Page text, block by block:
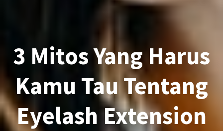
3 Mitos Yang Harus
Kamu Tau Tentang
Eyelash Extension